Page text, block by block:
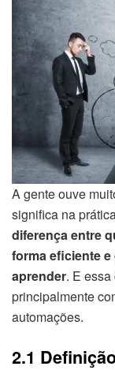
A gente ouve
significa na
diferença entre
forma eficiente
aprender. E
principalmente
automações.
2.1